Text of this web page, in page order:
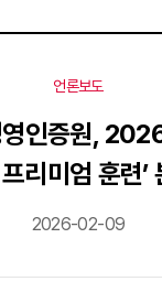
언론보도
인증원,
리미엄 훈련’
2026-02-09